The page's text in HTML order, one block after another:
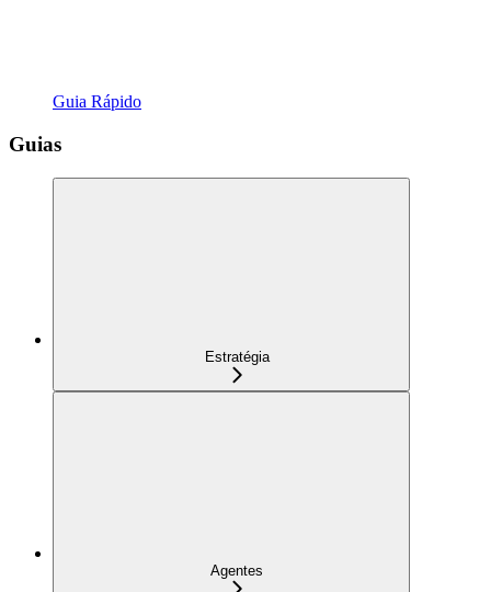
Guia Rápido
Guias
Estratégia
Agentes